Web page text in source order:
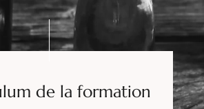
de la formation